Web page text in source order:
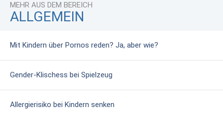
MEHR AUS DEM BEREICH
ALLGEMEIN
Mit Kindern über Pornos reden? Ja, aber wie?
Gender-Klischess bei Spielzeug
Allergierisiko bei Kindern senken